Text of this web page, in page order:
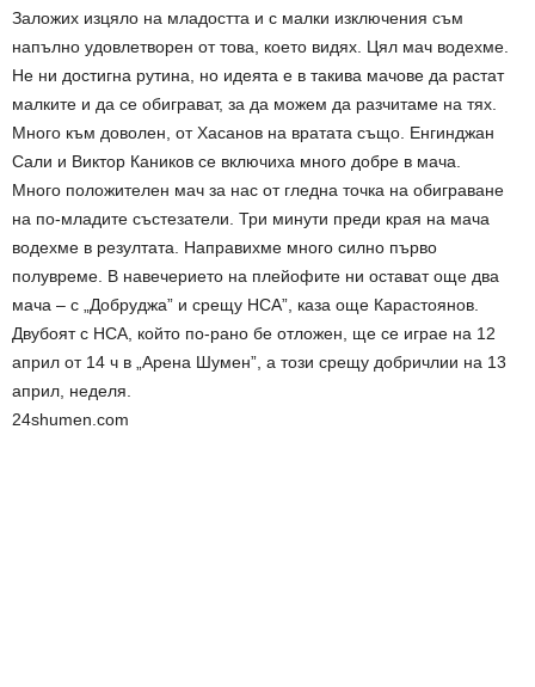
Заложих изцяло на младостта и с малки изключения съм
напълно удовлетворен от това, което видях. Цял мач водехме.
Не ни достигна рутина, но идеята е в такива мачове да растат
малките и да се обиграват, за да можем да разчитаме на тях.
Много към доволен, от Хасанов на вратата също. Енгинджан
Сали и Виктор Каников се включиха много добре в мача.
Много положителен мач за нас от гледна точка на обиграване
на по-младите състезатели. Три минути преди края на мача
водехме в резултата. Направихме много силно първо
полувреме. В навечерието на плейофите ни остават още два
мача – с „Добруджа” и срещу НСА”, каза още Карастоянов.
Двубоят с НСА, който по-рано бе отложен, ще се играе на 12
април от 14 ч в „Арена Шумен”, а този срещу добричлии на 13
април, неделя.
24shumen.com